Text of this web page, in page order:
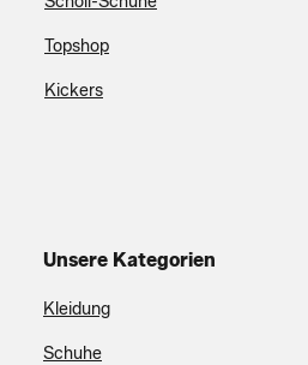
Topshop
Kickers
Unsere Kategorien
Kleidung
Schuhe